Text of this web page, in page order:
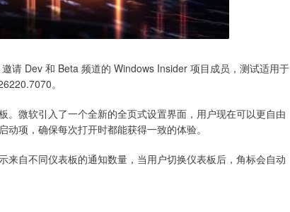
请 Dev 和 Beta 频道的 Windows Insider 项目成员，测试适用于
。
微软引入了一个全新的全页式设置界面，用户现在可以更自由
项，确保每次打开时都能获得一致的体验。
自不同仪表板的通知数量，当用户切换仪表板后，角标会自动